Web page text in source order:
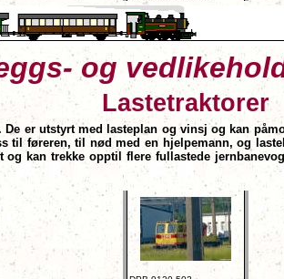
og
Lastetraktorer
er utstyrt med lasteplan og vinsj og kan
til føreren, til nød med en hjelpemann, og
kan trekke opptil flere fullastede